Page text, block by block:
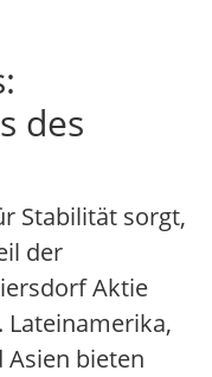
des
Stabilität sorgt,
der
Aktie
Lateinamerika,
bieten